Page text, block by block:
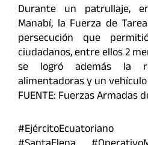
Durante un patrullaje,
Manabí, la Fuerza de
persecución que
ciudadanos, entre ellos 2
se logró además la
alimentadoras y un
FUENTE: Fuerzas Armadas
#EjércitoEcuatoriano